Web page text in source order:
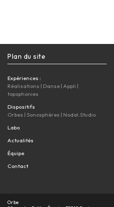
Plan du site
Expériences :
Réalisations | Danse | Appli |
topophonies
Dispositifs
Orbes | Sonosphères | Nodal.Studio
Labo
Actualités
Équipe
Contact
Orbe